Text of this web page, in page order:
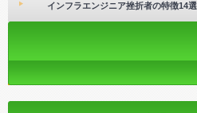
インフラエンジニア挫折者の特徴14